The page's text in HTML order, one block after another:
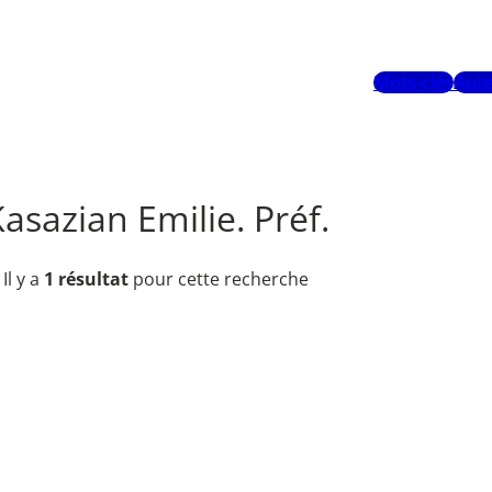
Mots-clés
Emilie. Préf.
Il y a 1 résultat pour cette recherche